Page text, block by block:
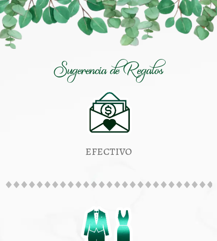
Sugerencia de Regalos
efectivo